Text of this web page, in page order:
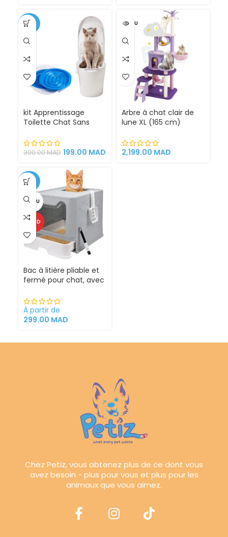
-34%
kit Apprentissage
Toilette Chat Sans
300.00MAD 199.00 MAD
VENDU
Arbre à chat clair de
lune XL (165 cm)
chat griffoirs
2,199.00 MAD
-25%
VENDU
CHAUD
Bac à litière pliable et
fermé pour chat, avec
À partir de
299.00 MAD
Chez Petiz, vous obtenez plus de ce dont vous
avez besoin - plus pour vous et plus pour les
animaux que vous aimez.